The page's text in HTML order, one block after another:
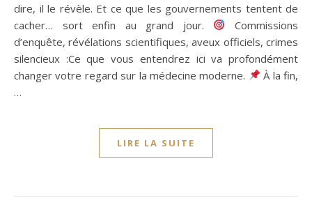
dire, il le révèle. Et ce que les gouvernements tentent de
cacher… sort enfin au grand jour.
Commissions
d’enquête, révélations scientifiques, aveux officiels, crimes
silencieux :Ce que vous entendrez ici va profondément
changer votre regard sur la médecine moderne.
À la fin,
…
LIRE LA SUITE